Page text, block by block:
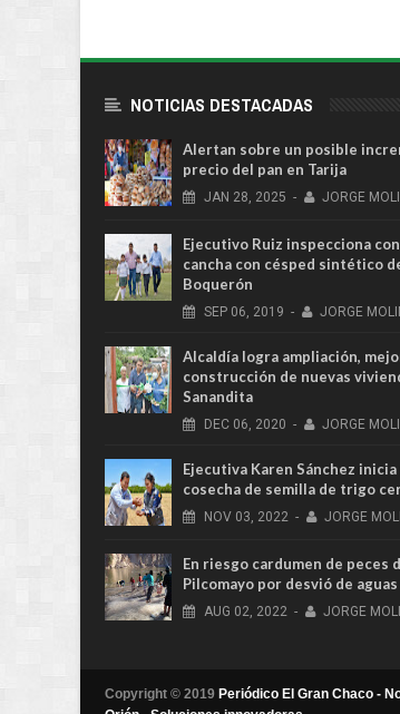
NOTICIAS DESTACADAS
Alertan sobre un posible
precio del pan en Tarija
JAN 28, 2025 - JORGE
Ejecutivo Ruiz inspecciona
cancha con césped sintético
Boquerón
SEP 06, 2019 - JORGE
Alcaldía logra ampliación,
construcción de nuevas
Sanandita
DEC 06, 2020 - JORGE
Ejecutiva Karen Sánchez
cosecha de semilla de trigo
NOV 03, 2022 - JORGE
En riesgo cardumen de peces
Pilcomayo por desvió de
AUG 02, 2022 - JORGE
Copyright © 2019 Periódico El Gran Chaco -